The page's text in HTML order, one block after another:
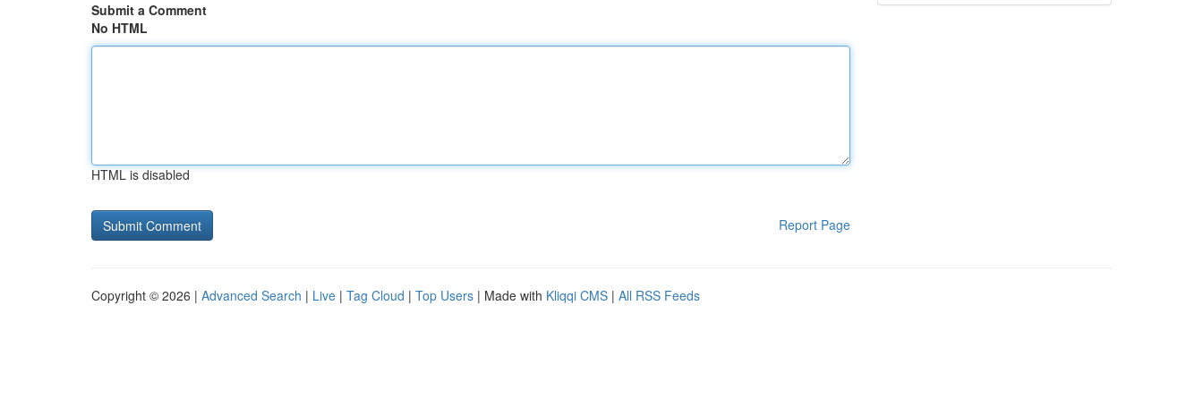
Submit a Comment
No HTML
HTML is disabled
Report Page
Copyright © 2026 | Advanced Search | Live | Tag Cloud | Top Users | Made with Kliqqi CMS | All RSS Feeds